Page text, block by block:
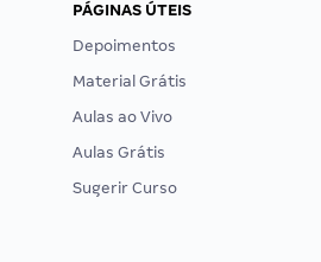
PÁGINAS ÚTEIS
Depoimentos
Material Grátis
Aulas ao Vivo
Aulas Grátis
Sugerir Curso